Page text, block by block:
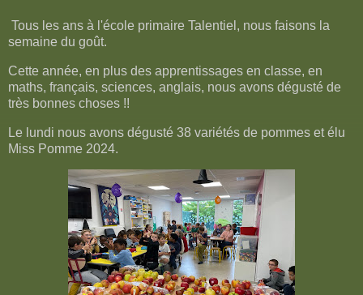
Tous les ans à l'école primaire Talentiel, nous faisons la
semaine du goût.
Cette année, en plus des apprentissages en classe, en
maths, français, sciences, anglais, nous avons dégusté de
très bonnes choses !!
Le lundi nous avons dégusté 38 variétés de pommes et élu
Miss Pomme 2024.